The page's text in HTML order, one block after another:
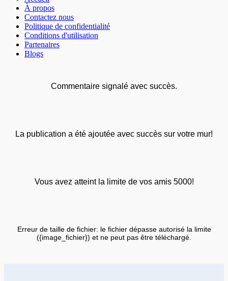
À propos
Contactez nous
Politique de confidentialité
Conditions d'utilisation
Partenaires
Blogs
Commentaire signalé avec succès.
La publication a été ajoutée avec succès sur votre mur!
Vous avez atteint la limite de vos amis 5000!
Erreur de taille de fichier: le fichier dépasse autorisé la limite
({image_fichier}) et ne peut pas être téléchargé.